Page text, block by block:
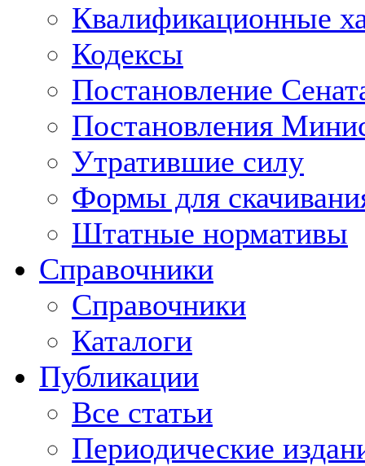
Квалификационные
Кодексы
Постановление
Постановления
Утратившие силу
Формы для
Штатные нормативы
Справочники
Справочники
Каталоги
Публикации
Все статьи
Периодические